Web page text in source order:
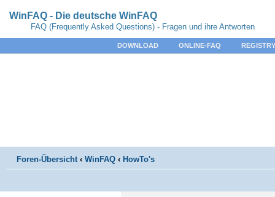
WinFAQ - Die deutsche WinFAQ
FAQ (Frequently Asked Questions) - Fragen und ihre Antworten
DOWNLOAD ONLINE-FAQ
Foren-Übersicht ‹ WinFAQ ‹ HowTo's